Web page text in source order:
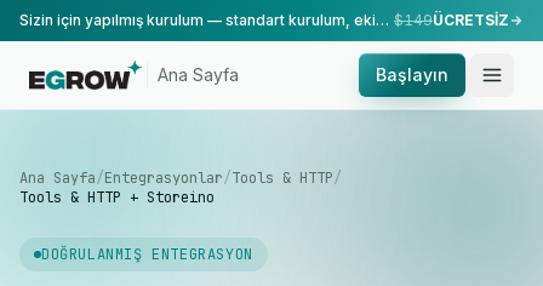
Sizin için yapılmış kurulum — standart kurulum, ekibimiz tarafından yapılır. $149ÜCRETSİZ
Ana Sayfa Başlayın
Ana Sayfa/Entegrasyonlar/Tools & HTTP/
Tools & HTTP + Storeino
DOĞRULANMIŞ ENTEGRASYON